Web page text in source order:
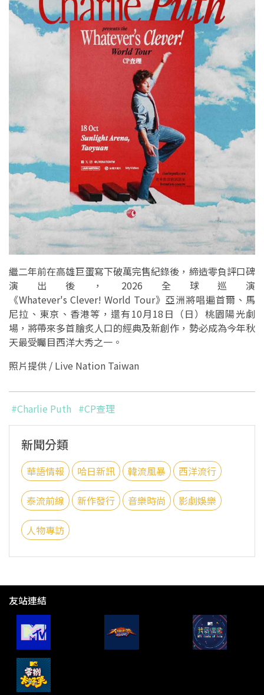
繼二年前在高雄巨蛋寫下破萬完售紀錄後，締造零負評口碑
演出後，2026全球巡演
《Whatever's Clever! World Tour》亞洲將唱遍首爾、馬
尼拉、東京、香港等，還有10月18日（日）桃園陽光劇
場，將帶來多首膾炙人口的經典及新創作，勢必成為今年秋
天最受矚目西洋大秀之一。
照片提供 / Live Nation Taiwan
#Charlie Puth #CP查理
新聞分類
華語情報 哈日新訊 韓流風暴 西洋流行
泰流前線 新作發行 音樂時尚 影劇娛樂
人物專訪
友站連結